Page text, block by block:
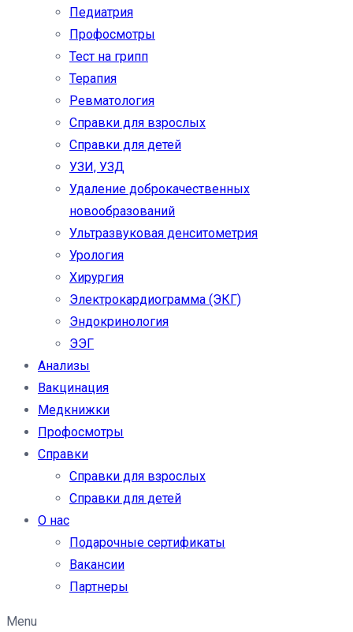
Педиатрия
Профосмотры
Тест на грипп
Терапия
Ревматология
Справки для взрослых
Справки для детей
УЗИ, УЗД
Удаление доброкачественных
новообразований
Ультразвуковая денситометрия
Урология
Хирургия
Электрокардиограмма (ЭКГ)
Эндокринология
ЭЭГ
Анализы
Вакцинация
Медкнижки
Профосмотры
Справки
Справки для взрослых
Справки для детей
О нас
Подарочные сертификаты
Вакансии
Партнеры
Menu